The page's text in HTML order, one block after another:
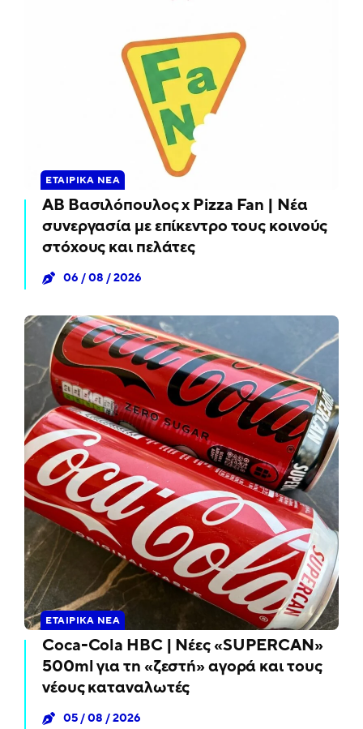
ΕΤΑΙΡΙΚΆ ΝΈΑ
ΑΒ Βασιλόπουλος x Pizza Fan | Νέα
συνεργασία με επίκεντρο τους κοινούς
στόχους και πελάτες
06 / 08 / 2026
ΕΤΑΙΡΙΚΆ ΝΈΑ
Coca-Cola HBC | Νέες «SUPERCAN»
500ml για τη «ζεστή» αγορά και τους
νέους καταναλωτές
05 / 08 / 2026